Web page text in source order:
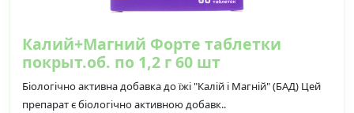
Калий+Магний Форте таблетки
покрыт.об. по 1,2 г 60 шт
Біологічно активна добавка до їжі "Калій і Магній" (БАД) Цей
препарат є біологічно активною добавк..